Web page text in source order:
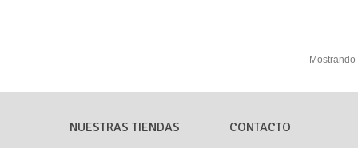
NUESTRAS TIENDAS CONTACTO